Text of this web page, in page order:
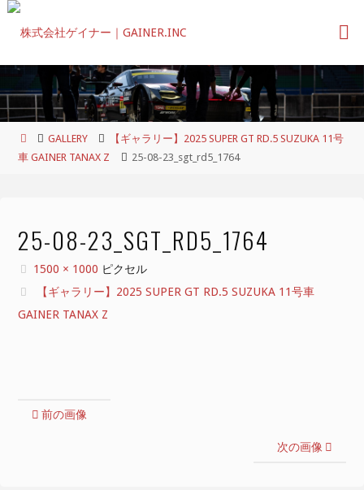
コ
ツ
へ
ホ
ー
GALLERY
【ギャラリー】2025 SUPER GT RD.5 SUZUKA 11号
車 GAINER TANAX Z
25-08-23_sgt_rd5_1764
25-08-23_SGT_RD5_1764
フ
ル
サ
1500 × 1000 ピクセル
【ギャラリー】2025 SUPER GT RD.5 SUZUKA 11号車
GAINER TANAX Z
前の画像
次の画像